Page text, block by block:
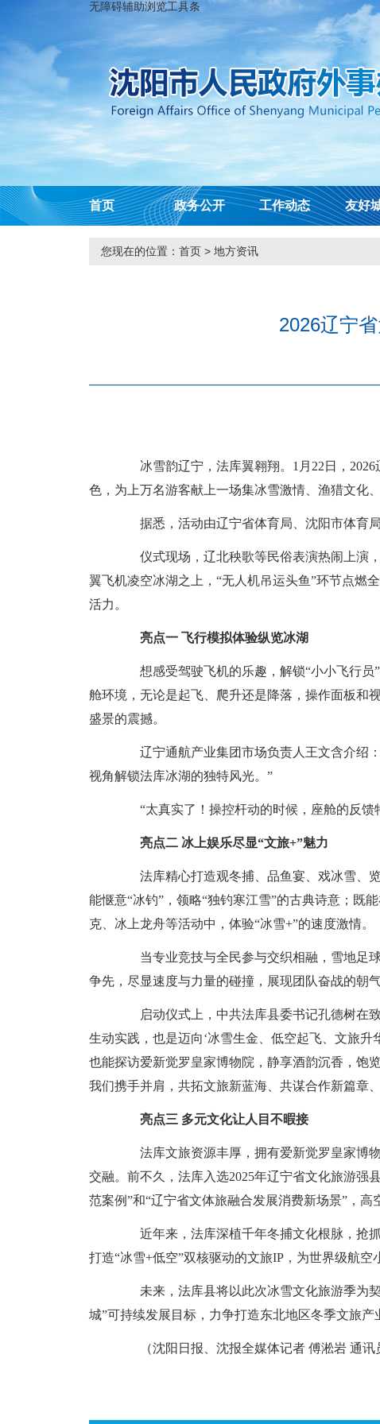
无障碍辅助浏览工具条
首页 政务公开 工作动态 友好
您现在的位置： 首页 > 地方资讯
2026辽宁
冰雪韵辽宁，法库翼翱翔。1月22日，2026
色，为上万名游客献上一场集冰雪激情、渔猎文化
据悉，活动由辽宁省体育局、沈阳市体育局
仪式现场，辽北秧歌等民俗表演热闹上演，
翼飞机凌空冰湖之上，“无人机吊运头鱼”环节点燃
活力。
亮点一 飞行模拟体验纵览冰湖
想感受驾驶飞机的乐趣，解锁“小小飞行员”
舱环境，无论是起飞、爬升还是降落，操作面板和
盛景的震撼。
辽宁通航产业集团市场负责人王文含介绍：
视角解锁法库冰湖的独特风光。”
“太真实了！操控杆动的时候，座舱的反馈
亮点二 冰上娱乐尽显“文旅+”魅力
法库精心打造观冬捕、品鱼宴、戏冰雪、览
能惬意“冰钓”，领略“独钓寒江雪”的古典诗意；既
克、冰上龙舟等活动中，体验“冰雪+”的速度激情。
当专业竞技与全民参与交织相融，雪地足球
争先，尽显速度与力量的碰撞，展现团队奋战的朝气
启动仪式上，中共法库县委书记孔德树在致
生动实践，也是迈向‘冰雪生金、低空起飞、文旅
也能探访爱新觉罗皇家博物院，静享酒韵沉香，饱
我们携手并肩，共拓文旅新蓝海、共谋合作新篇章
亮点三 多元文化让人目不暇接
法库文旅资源丰厚，拥有爱新觉罗皇家博物
交融。前不久，法库入选2025年辽宁省文化旅游强
范案例”和“辽宁省文体旅融合发展消费新场景”，
近年来，法库深植千年冬捕文化根脉，抢抓
打造“冰雪+低空”双核驱动的文旅IP，为世界级航空
未来，法库县将以此次冰雪文化旅游季为契
城”可持续发展目标，力争打造东北地区冬季文旅产
（沈阳日报、沈报全媒体记者 傅淞岩 通讯